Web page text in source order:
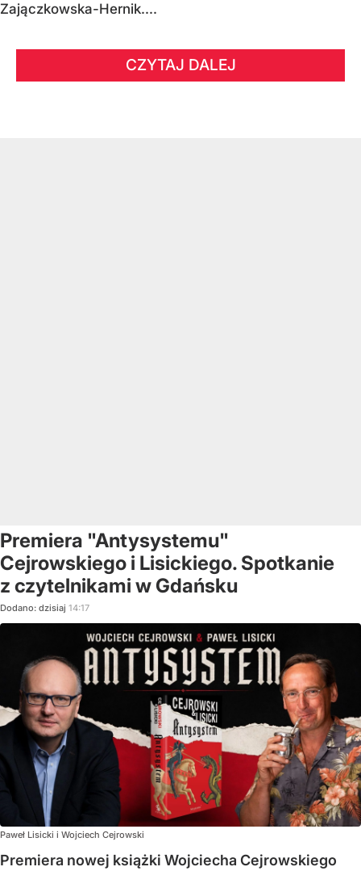
Zajączkowska-Hernik....
CZYTAJ DALEJ
Premiera "Antysystemu"
Cejrowskiego i Lisickiego. Spotkanie
z czytelnikami w Gdańsku
Dodano: dzisiaj 14:17
Paweł Lisicki i Wojciech Cejrowski
Premiera nowej książki Wojciecha Cejrowskiego